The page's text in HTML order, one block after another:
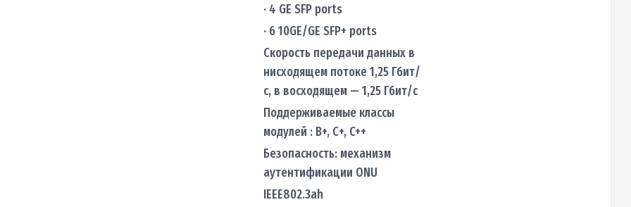
· 4 GE SFP ports
· 6 10GE/GE SFP+ ports
Скорость передачи данных в
нисходящем потоке 1,25 Гбит/
с, в восходящем — 1,25 Гбит/с
Поддерживаемые классы
модулей : В+, С+, C++
Безопасность: механизм
аутентификации ONU
IEEE802.3ah